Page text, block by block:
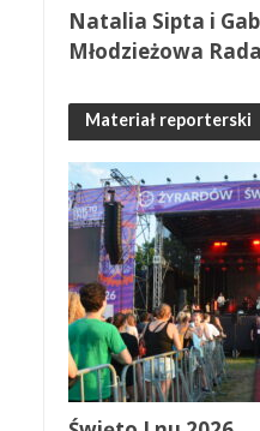
Natalia Sipta i
Młodzieżowa
Materiał reporterski